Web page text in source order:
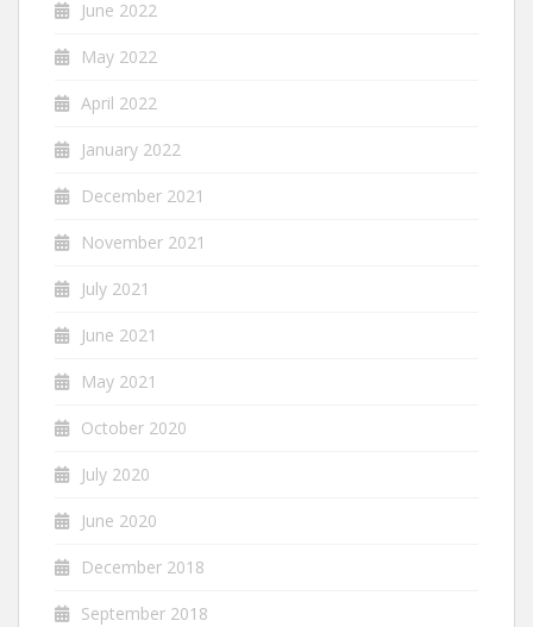
June 2022
May 2022
April 2022
January 2022
December 2021
November 2021
July 2021
June 2021
May 2021
October 2020
July 2020
June 2020
December 2018
September 2018